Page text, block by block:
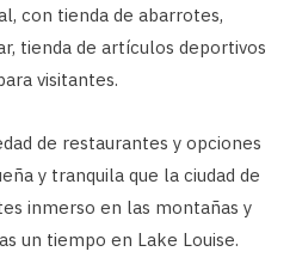
con tienda de abarrotes,
tienda de artículos deportivos
visitantes.
de restaurantes y opciones
y tranquila que la ciudad de
inmerso en las montañas y
un tiempo en Lake Louise.